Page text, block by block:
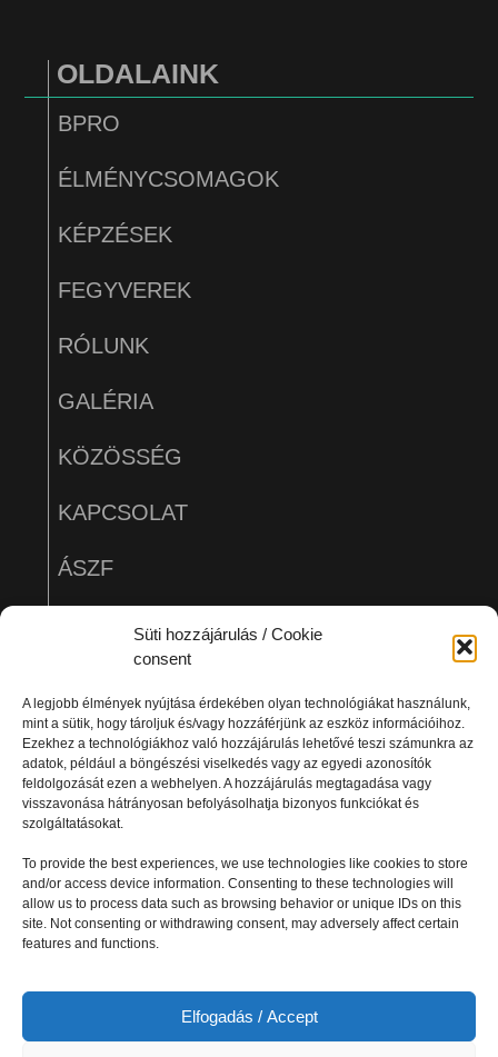
Süti hozzájárulás / Cookie
consent
A legjobb élmények nyújtása érdekében olyan technológiákat használunk,
mint a sütik, hogy tároljuk és/vagy hozzáférjünk az eszköz információihoz.
Ezekhez a technológiákhoz való hozzájárulás lehetővé teszi számunkra az
adatok, például a böngészési viselkedés vagy az egyedi azonosítók
feldolgozását ezen a webhelyen. A hozzájárulás megtagadása vagy
visszavonása hátrányosan befolyásolhatja bizonyos funkciókat és
szolgáltatásokat.
To provide the best experiences, we use technologies like cookies to store
and/or access device information. Consenting to these technologies will
allow us to process data such as browsing behavior or unique IDs on this
site. Not consenting or withdrawing consent, may adversely affect certain
features and functions.
Elfogadás / Accept
OLDALAINK
BPRO
ÉLMÉNYCSOMAGOK
KÉPZÉSEK
FEGYVEREK
RÓLUNK
GALÉRIA
KÖZÖSSÉG
KAPCSOLAT
ÁSZF
ADATVÉDELEM
Be professional Be PRO
Design and website made by